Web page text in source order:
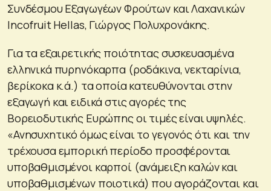
Συνδέσμου Εξαγωγέων Φρούτων και Λαχανικών
Incofruit Hellas, Γιώργος Πολυχρονάκης.
Για τα εξαιρετικής ποιότητας συσκευασμένα
ελληνικά πυρηνόκαρπα (ροδάκινα, νεκταρίνια,
βερίκοκα κ.ά.) τα οποία κατευθύνονται στην
εξαγωγή και ειδικά στις αγορές της
Βορειοδυτικής Ευρώπης οι τιμές είναι υψηλές.
«Ανησυχητικό όμως είναι το γεγονός ότι και την
τρέχουσα εμπορική περίοδο προσφέρονται
υποβαθμισμένοι καρποί (ανάμειξη καλών και
υποβαθμισμένων ποιοτικά) που αγοράζονται και